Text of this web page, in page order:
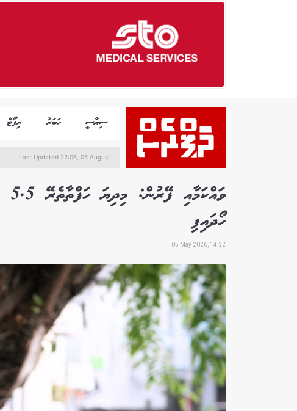
ސިޔާސީ ހަބަރު ރިޕޯޓް
Last Updated 22:06, 05 August
ހޯދައިފި
05 May 2026, 14:22